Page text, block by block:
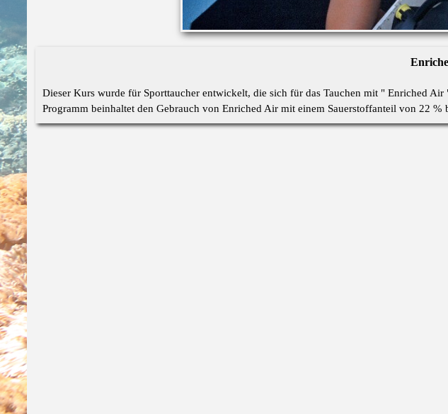
Dieser Kurs wurde für Sporttaucher entwickelt, die sich für das Tauchen mit " Enriched
Programm beinhaltet den Gebrauch von Enriched Air mit einem Sauerstoffanteil von 22